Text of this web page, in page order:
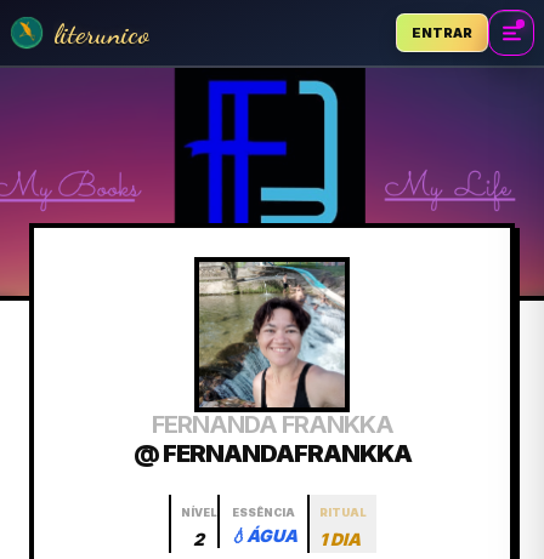
literunico ENTRAR
FERNANDA FRANKKA
@ FERNANDAFRANKKA
NÍVEL
2
ESSÊNCIA
💧 ÁGUA
RITUAL
1 DIA